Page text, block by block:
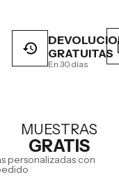
GRATUITAS
En 30 días
MUESTRAS
GRATIS
personalizadas con